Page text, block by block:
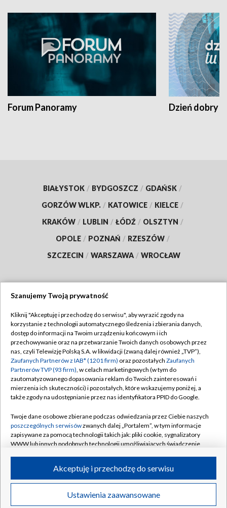
Forum Panoramy Dzień dobry
BIAŁYSTOK / BYDGOSZCZ / GDAŃSK /
GORZÓW WLKP. / KATOWICE / KIELCE /
KRAKÓW / LUBLIN / ŁÓDŹ / OLSZTYN /
OPOLE / POZNAŃ / RZESZÓW /
SZCZECIN / WARSZAWA / WROCŁAW
TVP
Abonament TVP
Emisja w TVP
Centrum informacji TVP
Naziemna Telewizja Cyfrowa
Rada Programowa
System NOS
Informacje o nadawcy
Program dla prasy
Ogłoszenie przetargowe
Regulamin TVP
Polityka prywatności
Moje zgody
Pomoc
Kontakt
Kanały
©2026 Telewizja Polska S.A. w likwidacji
Szanujemy Twoją prywatność
Kliknij "Akceptuję i przechodzę do serwisu", aby wyrazić zgody na
korzystanie z technologii automatycznego śledzenia i zbierania danych,
dostęp do informacji na Twoim urządzeniu końcowym i ich
przechowywanie oraz na przetwarzanie Twoich danych osobowych przez
nas, czyli Telewizję Polską S.A. w likwidacji (zwaną dalej również „TVP”),
Zaufanych Partnerów z IAB* (1201 firm) oraz pozostałych Zaufanych
Partnerów TVP (93 firm), w celach marketingowych (w tym do
zautomatyzowanego dopasowania reklam do Twoich zainteresowań i
mierzenia ich skuteczności) i pozostałych, które wskazujemy poniżej, a
także zgody na udostępnianie przez nas identyfikatora PPID do Google.
Twoje dane osobowe zbierane podczas odwiedzania przez Ciebie naszych
poszczególnych serwisówzwanych dalej „Portalem”, w tym informacje
zapisywane za pomocą technologii takich jak: pliki cookie, sygnalizatory
WWW lub innych podobnych technologii umożliwiających świadczenie
ruchu w Internecie.
Twoje dane osobowe zbierane podczas odwiedzania przez Ciebie
poszczególnych serwisówna Portalu, takie jak adresy IP, identyfikatory
Ustawienia zaawansowane
Akceptuję i przechodzę do serwisu